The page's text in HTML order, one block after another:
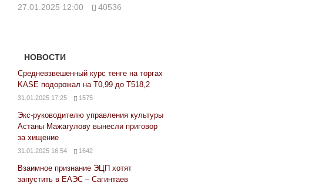
27.01.2025 12:00 40536
НОВОСТИ
Средневзвешенный курс тенге на торгах
KASE подорожал на Т0,99 до Т518,2
31.01.2025 17:25 1575
Экс-руководителю управления культуры
Астаны Мажагулову вынесли приговор
за хищение
31.01.2025 16:54 1642
Взаимное признание ЭЦП хотят
запустить в ЕАЭС – Сагинтаев